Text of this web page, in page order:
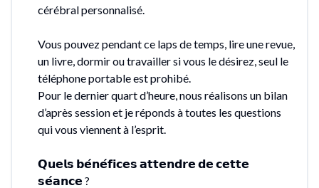
cérébral personnalisé.
Vous pouvez pendant ce laps de temps, lire une revue,
un livre, dormir ou travailler si vous le désirez, seul le
téléphone portable est prohibé.
Pour le dernier quart d’heure, nous réalisons un bilan
d’après session et je réponds à toutes les questions
qui vous viennent à l’esprit.
𝗤𝘂𝗲𝗹𝘀 𝗯𝗲́𝗻𝗲́𝗳𝗶𝗰𝗲𝘀 𝗮𝘁𝘁𝗲𝗻𝗱𝗿𝗲 𝗱𝗲 𝗰𝗲𝘁𝘁𝗲
𝘀𝗲́𝗮𝗻𝗰𝗲 ?